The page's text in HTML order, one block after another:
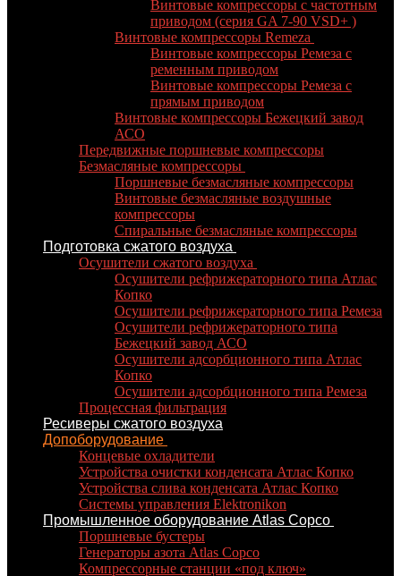
Винтовые компрессоры с частотным
приводом (серия GA 7-90 VSD+ )
Винтовые компрессоры Remeza
Винтовые компрессоры Ремеза c
ременным приводом
Винтовые компрессоры Ремеза с
прямым приводом
Винтовые компрессоры Бежецкий завод
АСО
Передвижные поршневые компрессоры
Безмасляные компрессоры
Поршневые безмасляные компрессоры
Винтовые безмасляные воздушные
компрессоры
Спиральные безмасляные компрессоры
Подготовка сжатого воздуха
Осушители сжатого воздуха
Осушители рефрижераторного типа Атлас
Копко
Осушители рефрижераторного типа Ремеза
Осушители рефрижераторного типа
Бежецкий завод АСО
Осушители адсорбционного типа Атлас
Копко
Осушители адсорбционного типа Ремеза
Процессная фильтрация
Ресиверы сжатого воздуха
Допоборудование
Концевые охладители
Устройства очистки конденсата Атлас Копко
Устройства слива конденсата Атлас Копко
Системы управления Elektronikon
Промышленное оборудование Atlas Copco
Поршневые бустеры
Генераторы азота Atlas Copco
Компрессорные станции «под ключ»